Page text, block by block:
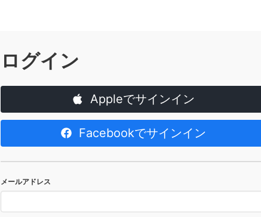
ログイン
Appleでサインイン
Facebookでサインイン
メールアドレス